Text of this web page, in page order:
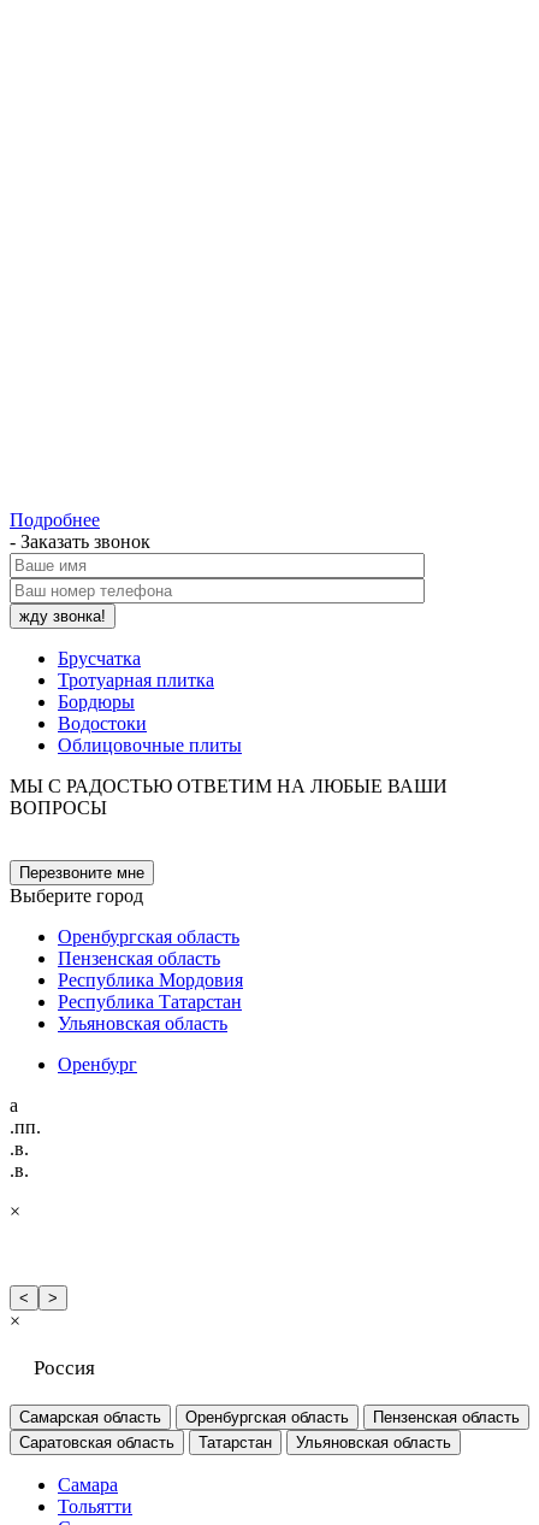
Подробнее
- Заказать звонок
Брусчатка
Тротуарная плитка
Бордюры
Водостоки
Облицовочные плиты
МЫ С РАДОСТЬЮ ОТВЕТИМ НА ЛЮБЫЕ ВАШИ
ВОПРОСЫ
Перезвоните мне
Выберите город
Оренбургская область
Пензенская область
Республика Мордовия
Республика Татарстан
Ульяновская область
Оренбург
а
.пп.
.в.
.в.
×
< >
×
Россия
Самарская область Оренбургская область
Пензенская область
Саратовская область
Татарстан Ульяновская область
Самара
Тольятти